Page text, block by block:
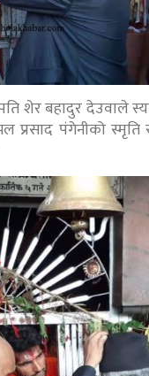
शेर बहादुर देउवाले
प्रसाद पंगेनीको